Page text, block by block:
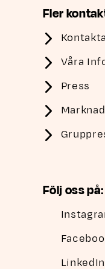
Fler
Våra
Press
Följ oss på:
LinkedIn